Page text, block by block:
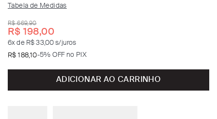
Tabela de Medidas
R$ 669,90
R$ 198,00
6x de R$ 33,00 s/juros
R$ 188,10-5% OFF no PIX
ADICIONAR AO CARRINHO